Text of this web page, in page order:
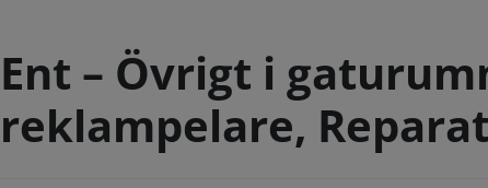
Ent – Övrigt i
reklampelare,